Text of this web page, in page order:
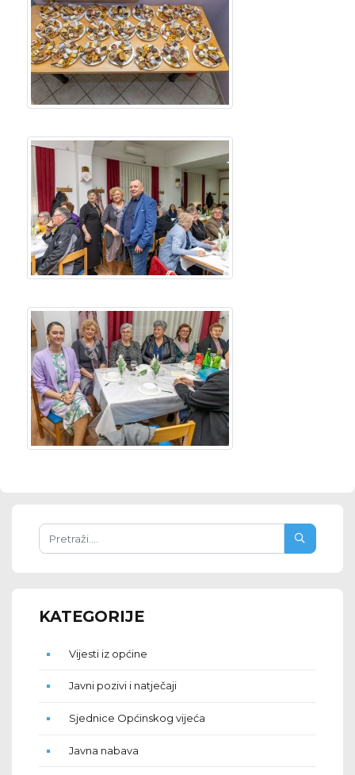
KATEGORIJE
Vijesti iz općine
Javni pozivi i natječaji
Sjednice Općinskog vijeća
Javna nabava